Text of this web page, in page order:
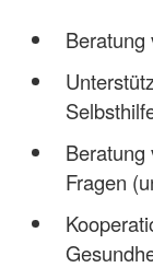
Beratung
Beratung
Fragen